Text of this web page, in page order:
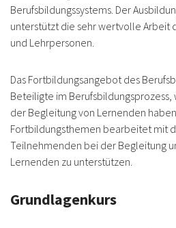
Berufsbildungssystems. Der
unterstützt die sehr wertvolle Arbeit
und Lehrpersonen.
Das Fortbildungsangebot des
Beteiligte im
der Begleitung von Lernenden haben
Fortbildungsthemen bearbeitet mit
Teilnehmenden bei der Begleitung
Lernenden zu unterstützen.
Grundlagenkurs